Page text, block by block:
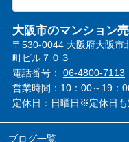
大阪市のマンション
〒530-0044 大阪府大阪市
町ビル７０３
電話番号： 06-4800-7113
営業時間：10：00～19：
定休日：日曜日※定休日も
ブログ一覧